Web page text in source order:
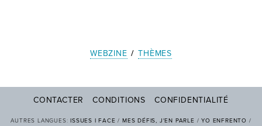
WEBZINE / THÈMES
CONTACTER CONDITIONS CONFIDENTIALITÉ
AUTRES LANGUES:ISSUES I FACE / MES DÉFIS, J'EN PARLE /YO ENFRENTO /